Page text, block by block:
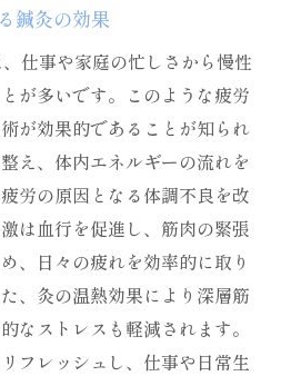
鍼灸の効果
仕事や家庭の忙しさから慢性
が多いです。このような疲労
が効果的であることが知られ
え、体内エネルギーの流れを
労の原因となる体調不良を改
は血行を促進し、筋肉の緊張
、日々の疲れを効率的に取り
、灸の温熱効果により深層筋
なストレスも軽減されます。
フレッシュし、仕事や日常生